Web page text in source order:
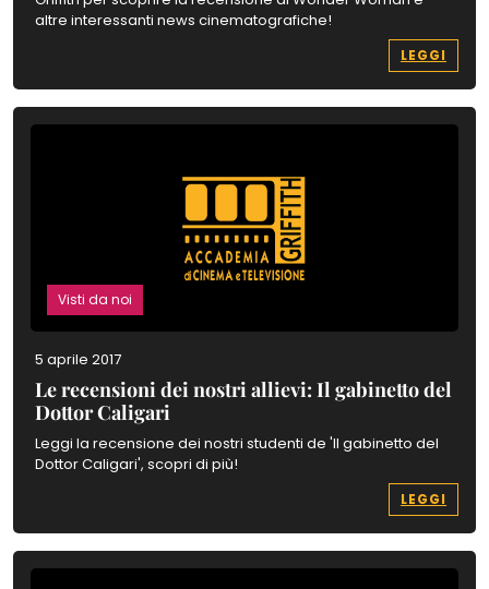
altre interessanti news cinematografiche!
LEGGI
Visti da noi
5 aprile 2017
Le recensioni dei nostri allievi: Il gabinetto del
Dottor Caligari
Leggi la recensione dei nostri studenti de 'Il gabinetto del
Dottor Caligari', scopri di più!
LEGGI